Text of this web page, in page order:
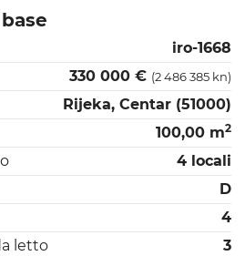
iro-1668
330 000 € (2 486 385 kn)
Rijeka, Centar (51000)
100,00 m2
4 locali
D
4
letto
3